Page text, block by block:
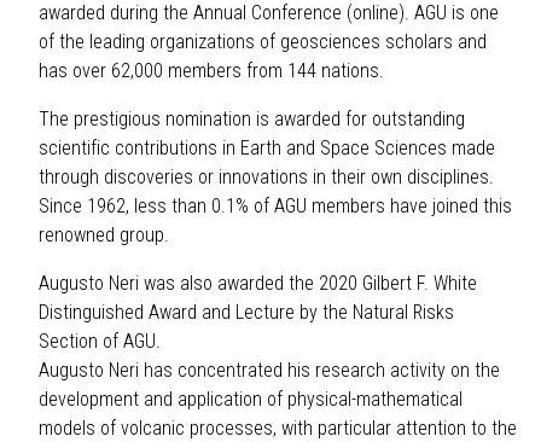
awarded during the Annual Conference (online). AGU is one
of the leading organizations of geosciences scholars and
has over 62,000 members from 144 nations.
The prestigious nomination is awarded for outstanding
scientific contributions in Earth and Space Sciences made
through discoveries or innovations in their own disciplines.
Since 1962, less than 0.1% of AGU members have joined this
renowned group.
Augusto Neri was also awarded the 2020 Gilbert F. White
Distinguished Award and Lecture by the Natural Risks
Section of AGU.
Augusto Neri has concentrated his research activity on the
development and application of physical-mathematical
models of volcanic processes, with particular attention to the